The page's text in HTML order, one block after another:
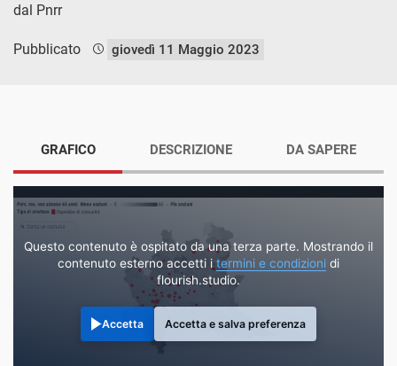
dal Pnrr
Pubblicato giovedì 11 Maggio 2023
GRAFICO
Questo contenuto è ospitato da una terza parte. Mostrando il
contenuto esterno accetti i termini e condizioni di
flourish.studio.
Accetta Accetta e salva preferenza
DESCRIZIONE DA SAPERE